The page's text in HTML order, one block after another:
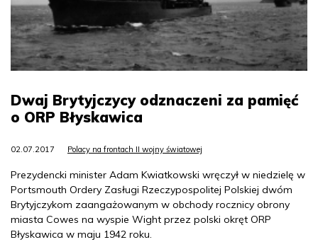
Dwaj Brytyjczycy odznaczeni za pamięć
o ORP Błyskawica
02.07.2017 Polacy na frontach II wojny światowej
Prezydencki minister Adam Kwiatkowski wręczył w niedzielę w
Portsmouth Ordery Zasługi Rzeczypospolitej Polskiej dwóm
Brytyjczykom zaangażowanym w obchody rocznicy obrony
miasta Cowes na wyspie Wight przez polski okręt ORP
Błyskawica w maju 1942 roku.